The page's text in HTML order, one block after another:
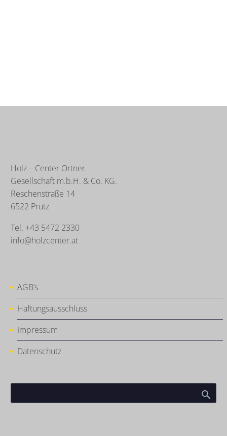
Holz – Center Ortner
Gesellschaft m.b.H. & Co. KG.
Reschenstraße 14
6522 Prutz
Tel. +43 5472 2330
info@holzcenter.at
AGB’s
Haftungsausschluss
Impressum
Datenschutz